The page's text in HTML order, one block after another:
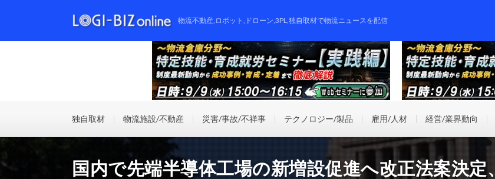
物流不動産,ロボット,ドローン,3PL,独自取材で物流ニュースを配信
独自取材 物流施設/不動産 災害/事故/不祥事 テクノロジー/製品 雇用/人材 経営/業界動向
国内で先端半導体工場の新増設促進へ改正法案決定、